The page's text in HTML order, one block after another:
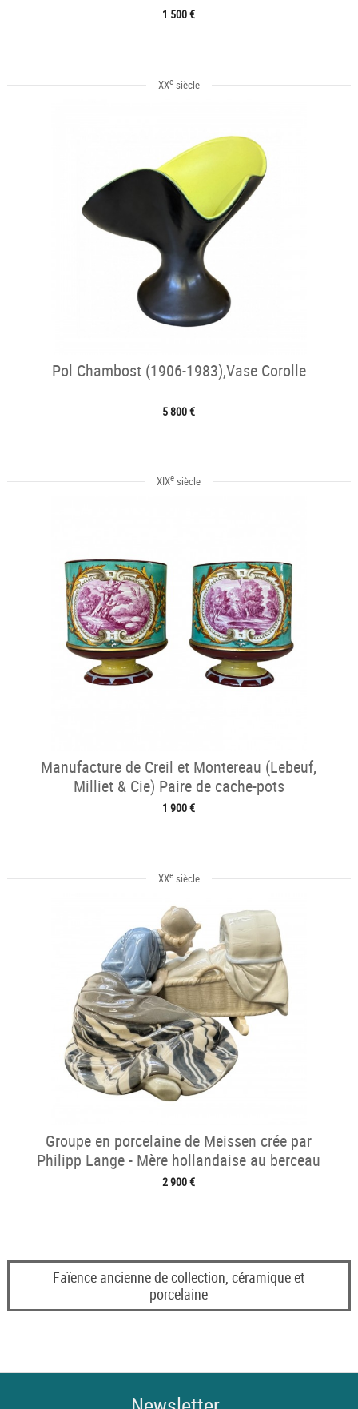
1 500 €
XXesiècle
Pol Chambost (1906-1983),Vase Corolle
5 800 €
XIXe siècle
Manufacture de Creil et Montereau (Lebeuf,
Milliet & Cie) Paire de cache-pots
1 900 €
XXesiècle
Groupe en porcelaine de Meissen crée par
Philipp Lange - Mère hollandaise au berceau
2 900 €
Faïence ancienne de collection, céramique et
porcelaine